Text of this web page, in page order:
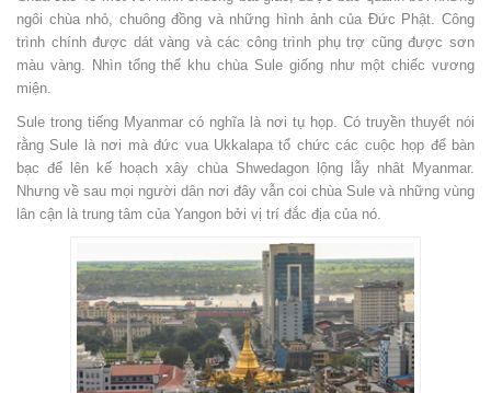
ngôi chùa nhỏ, chuông đồng và những hình ảnh của Đức Phật. Công
trình chính được dát vàng và các công trình phụ trợ cũng được sơn
màu vàng. Nhìn tổng thể khu chùa Sule giống như một chiếc vương
miện.
Sule trong tiếng Myanmar có nghĩa là nơi tụ họp. Có truyền thuyết nói
rằng Sule là nơi mà đức vua Ukkalapa tổ chức các cuộc họp để bàn
bạc để lên kế hoạch xây chùa Shwedagon lộng lẫy nhât Myanmar.
Nhưng về sau mọi người dân nơi đây vẫn coi chùa Sule và những vùng
lân cận là trung tâm của Yangon bởi vị trí đắc địa của nó.